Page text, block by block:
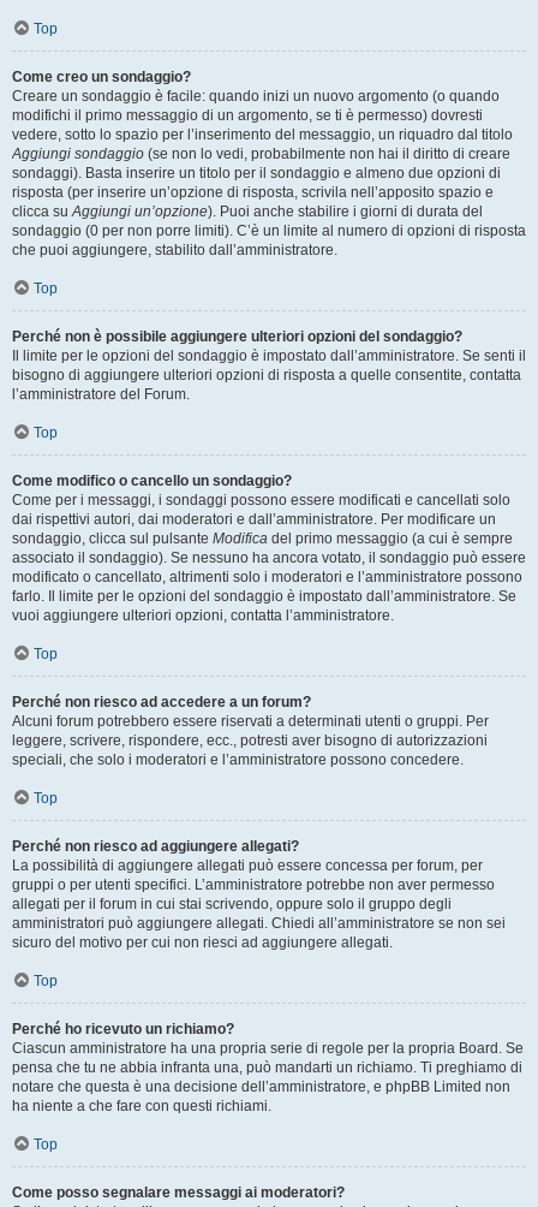
Top
Come creo un sondaggio?
Creare un sondaggio è facile: quando inizi un nuovo argomento (o quando
modifichi il primo messaggio di un argomento, se ti è permesso) dovresti
vedere, sotto lo spazio per l’inserimento del messaggio, un riquadro dal titolo
Aggiungi sondaggio (se non lo vedi, probabilmente non hai il diritto di creare
sondaggi). Basta inserire un titolo per il sondaggio e almeno due opzioni di
risposta (per inserire un’opzione di risposta, scrivila nell’apposito spazio e
clicca suAggiungi un’opzione). Puoi anche stabilire i giorni di durata del
sondaggio (0 per non porre limiti). C’è un limite al numero di opzioni di risposta
che puoi aggiungere, stabilito dall’amministratore.
Top
Perché non è possibile aggiungere ulteriori opzioni del sondaggio?
Il limite per le opzioni del sondaggio è impostato dall’amministratore. Se senti il
bisogno di aggiungere ulteriori opzioni di risposta a quelle consentite, contatta
l’amministratore del Forum.
Top
Come modifico o cancello un sondaggio?
Come per i messaggi, i sondaggi possono essere modificati e cancellati solo
dai rispettivi autori, dai moderatori e dall’amministratore. Per modificare un
sondaggio, clicca sul pulsante Modifica del primo messaggio (a cui è sempre
associato il sondaggio). Se nessuno ha ancora votato, il sondaggio può essere
modificato o cancellato, altrimenti solo i moderatori e l’amministratore possono
farlo. Il limite per le opzioni del sondaggio è impostato dall’amministratore. Se
vuoi aggiungere ulteriori opzioni, contatta l’amministratore.
Top
Perché non riesco ad accedere a un forum?
Alcuni forum potrebbero essere riservati a determinati utenti o gruppi. Per
leggere, scrivere, rispondere, ecc., potresti aver bisogno di autorizzazioni
speciali, che solo i moderatori e l’amministratore possono concedere.
Top
Perché non riesco ad aggiungere allegati?
La possibilità di aggiungere allegati può essere concessa per forum, per
gruppi o per utenti specifici. L’amministratore potrebbe non aver permesso
allegati per il forum in cui stai scrivendo, oppure solo il gruppo degli
amministratori può aggiungere allegati. Chiedi all’amministratore se non sei
sicuro del motivo per cui non riesci ad aggiungere allegati.
Top
Perché ho ricevuto un richiamo?
Ciascun amministratore ha una propria serie di regole per la propria Board. Se
pensa che tu ne abbia infranta una, può mandarti un richiamo. Ti preghiamo di
notare che questa è una decisione dell’amministratore, e phpBB Limited non
ha niente a che fare con questi richiami.
Top
Come posso segnalare messaggi ai moderatori?